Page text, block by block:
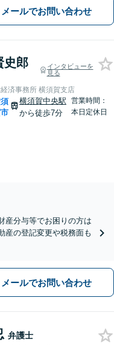
メールでお問い合わせ
史郎
インタビューを
見る
済事務所 横須賀支店
横須賀中央駅
から徒歩7分
営業時間：
本日定休日
産分与等でお困りの方は
産の登記変更や税務面も
メールでお問い合わせ
弁護士